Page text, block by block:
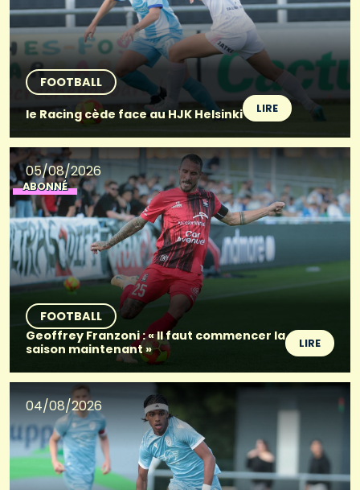
FOOTBALL
le Racing cède face au HJK Helsinki
LIRE
05/08/2026
ABONNÉ
FOOTBALL
Geoffrey Franzoni : « Il faut commencer la
saison maintenant »
LIRE
04/08/2026